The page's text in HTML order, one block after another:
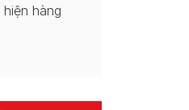
hàng